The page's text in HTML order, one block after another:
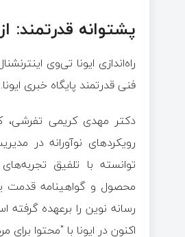
پشتوانه قدرتمند:
راه‌اندازی ایونا تی‌وی
فنی قدرتمند پایگاه خبری ایونا.
دکتر مهدی کریمی تفرشی،
رویکردهای نوآورانه در
محصول و گواهینامه قدمت
اکنون در ایونا با "محتوا برای